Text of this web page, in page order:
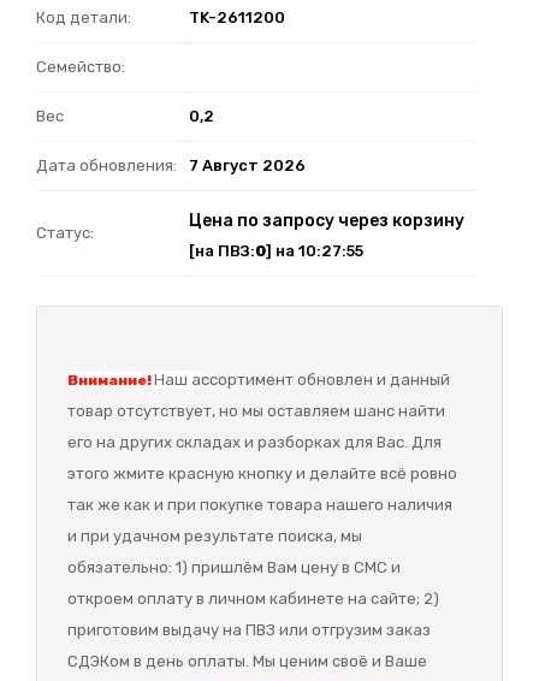
Код детали: TK-2611200
Семейство:
Вес 0,2
Дата обновления: 7 Август 2026
Статус:
Цена по запросу через корзину
[на ПВЗ:0] на 10:27:55
Внимание!Наш ассортимент обновлен и данный
товар отсутствует, но мы оставляем шанс найти
его на других складах и разборках для Вас. Для
этого жмите красную кнопку и делайте всё ровно
так же как и при покупке товара нашего наличия
и при удачном результате поиска, мы
обязательно: 1) пришлём Вам цену в СМС и
откроем оплату в личном кабинете на сайте; 2)
приготовим выдачу на ПВЗ или отгрузим заказ
СДЭКом в день оплаты. Мы ценим своё и Ваше